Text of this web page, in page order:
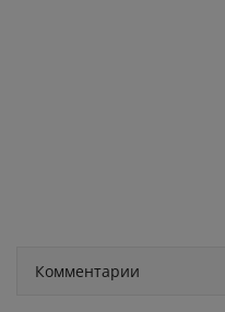
Комментарии